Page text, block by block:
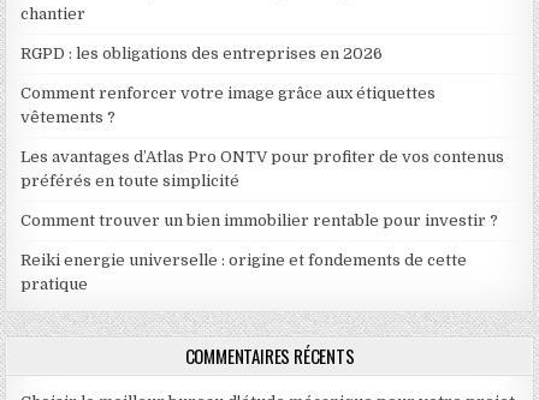
chantier
RGPD : les obligations des entreprises en 2026
Comment renforcer votre image grâce aux étiquettes
vêtements ?
Les avantages d’Atlas Pro ONTV pour profiter de vos contenus
préférés en toute simplicité
Comment trouver un bien immobilier rentable pour investir ?
Reiki energie universelle : origine et fondements de cette
pratique
COMMENTAIRES RÉCENTS